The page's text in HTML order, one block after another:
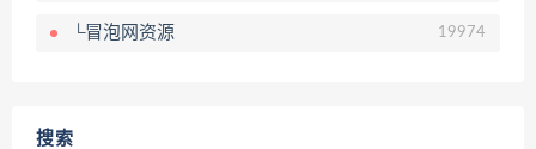
└冒泡网资源 19974
搜索